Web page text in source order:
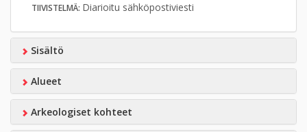
TIIVISTELMÄ: Diarioitu sähköpostiviesti
Sisältö
Alueet
Arkeologiset kohteet